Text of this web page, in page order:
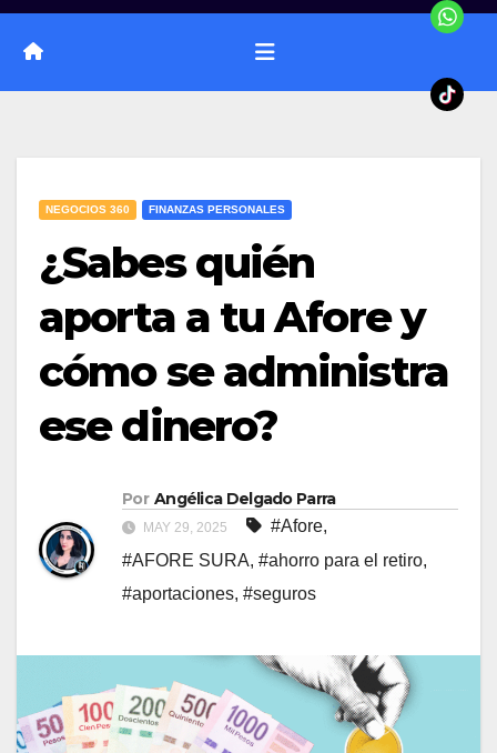
NEGOCIOS 360 FINANZAS PERSONALES
¿Sabes quién
aporta a tu Afore y
cómo se administra
ese dinero?
Por Angélica Delgado Parra
MAY 29, 2025 #Afore,
#AFORE SURA, #ahorro para el retiro,
#aportaciones, #seguros